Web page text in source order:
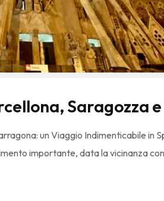
Saragozza
un Viaggio Indimenticabile in
importante, data la vicinanza con